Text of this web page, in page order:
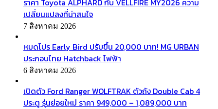
เปลี่ยนแปลงที่น่าสนใจ
7 สิงหาคม 2026
หมดโปร Early Bird ปรับขึ้น 20,000 บาท! MG URBAN
ประกอบไทย Hatchback ไฟฟ้า
6 สิงหาคม 2026
เปิดตัว Ford Ranger WOLFTRAK ตัวถัง Double Cab 4
ประตู รุ่นย่อยใหม่ ราคา 949,000 – 1,089,000 บาท